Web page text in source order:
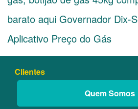
barato aqui Governador Dix-
Aplicativo Preço do Gás
Clientes
Quem Somos